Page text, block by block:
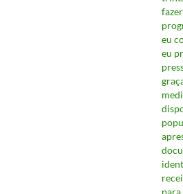
eu
eu